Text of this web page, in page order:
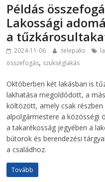
Példás
Lakossági
a
2024-11-06 telepaks
összefogás, szükséglakás
Októberben két lakásban is
lakhatása megoldódott, a
költözött, amely csak
alpolgármestere a közösségi
a takarékosság jegyében a
bútorok és berendezési
a családhoz.
Tovább